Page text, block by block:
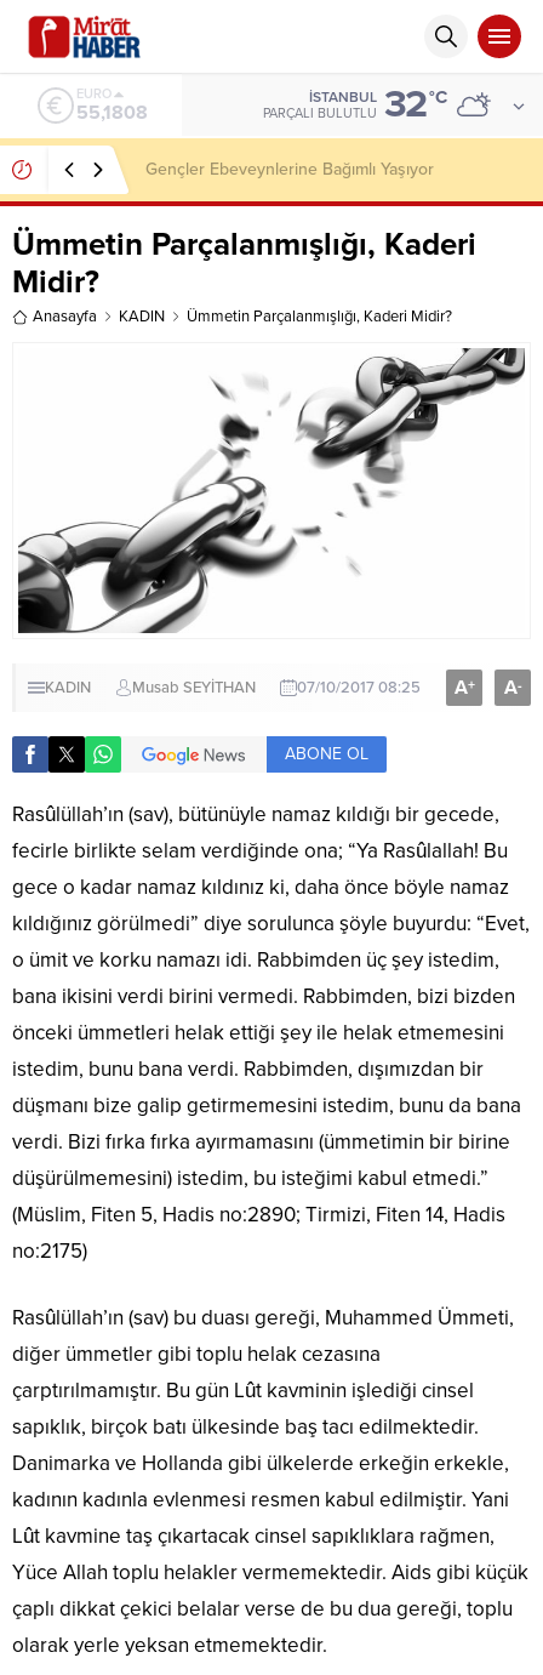
ALTIN
6.662,82
İSTANBUL
PARÇALI BULUTLU 32°C
Mücteba Hamaney, Heran Ölebilir!
Ümmetin Parçalanmışlığı, Kaderi
Midir?
Anasayfa KADIN Ümmetin Parçalanmışlığı, Kaderi Midir?
KADIN Musab SEYİTHAN 07/10/2017 08:25 A+ A-
ABONE OL
Rasûlüllah’ın (sav), bütünüyle namaz kıldığı bir gecede,
fecirle birlikte selam verdiğinde ona; “Ya Rasûlallah! Bu
gece o kadar namaz kıldınız ki, daha önce böyle namaz
kıldığınız görülmedi” diye sorulunca şöyle buyurdu: “Evet,
o ümit ve korku namazı idi. Rabbimden üç şey istedim,
bana ikisini verdi birini vermedi. Rabbimden, bizi bizden
önceki ümmetleri helak ettiği şey ile helak etmemesini
istedim, bunu bana verdi. Rabbimden, dışımızdan bir
düşmanı bize galip getirmemesini istedim, bunu da bana
verdi. Bizi fırka fırka ayırmamasını (ümmetimin bir birine
düşürülmemesini) istedim, bu isteğimi kabul etmedi.”
(Müslim, Fiten 5, Hadis no:2890; Tirmizi, Fiten 14, Hadis
no:2175)
Rasûlüllah’ın (sav) bu duası gereği, Muhammed Ümmeti,
diğer ümmetler gibi toplu helak cezasına
çarptırılmamıştır. Bu gün Lût kavminin işlediği cinsel
sapıklık, birçok batı ülkesinde baş tacı edilmektedir.
Danimarka ve Hollanda gibi ülkelerde erkeğin erkekle,
kadının kadınla evlenmesi resmen kabul edilmiştir. Yani
Lût kavmine taş çıkartacak cinsel sapıklıklara rağmen,
Yüce Allah toplu helakler vermemektedir. Aids gibi küçük
çaplı dikkat çekici belalar verse de bu dua gereği, toplu
olarak yerle yeksan etmemektedir.